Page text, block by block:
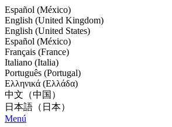
Español (México)
English (United Kingdom)
English (United States)
Español (México)
Français (France)
Italiano (Italia)
Português (Portugal)
Ελληνικά (Ελλάδα)
中文（中国）
日本語（日本）
Menú